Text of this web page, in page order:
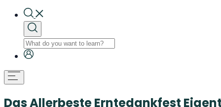
Das Allerbeste Erntedankfest